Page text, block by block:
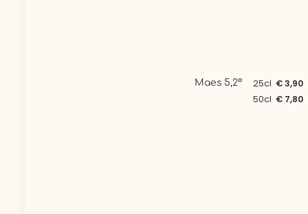
Maes 5,2° 25cl € 3,90
50cl € 7,80